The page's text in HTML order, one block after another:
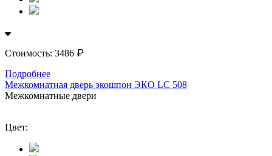
Стоимость: 3486 ₽
Подробнее
Межкомнатная дверь экошпон ЭКО LС 508
Межкомнатные двери
Цвет: